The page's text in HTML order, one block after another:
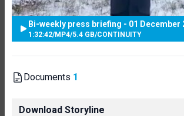
Bi-weekly press briefing - 01 December
1:32:42/MP4/5.4 GB/CONTINUITY
Documents 1
Download Storyline